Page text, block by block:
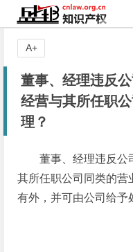
董事、经理违反
经营与其所任职
理？
董事、经理违反公
其所任职公司同类的营
有外，并可由公司给予
A+